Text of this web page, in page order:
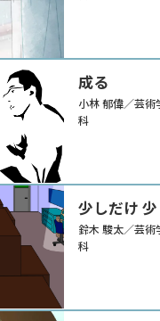
成る
小林 郁偉／芸
科
少しだけ
鈴木 駿太／芸
科